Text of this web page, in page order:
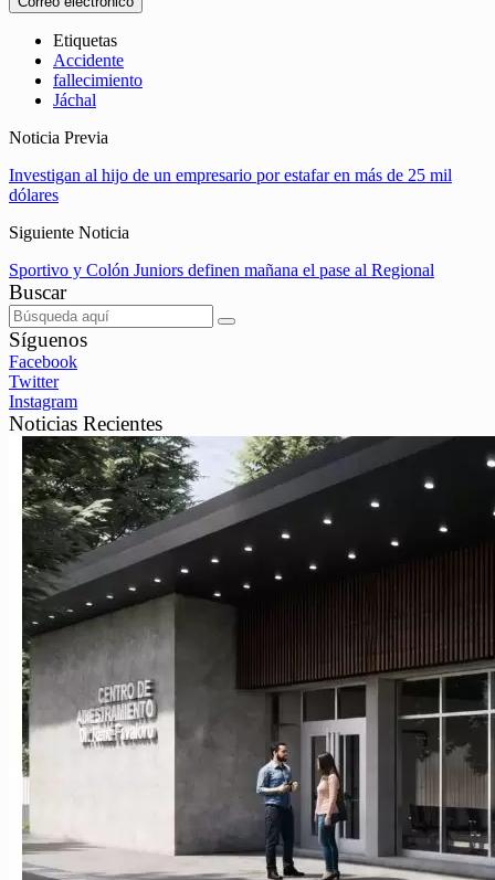
Etiquetas
Accidente
fallecimiento
Jáchal
Noticia Previa
Investigan al hijo de un empresario por estafar en más de 25 mil
dólares
Siguiente Noticia
Sportivo y Colón Juniors definen mañana el pase al Regional
Buscar
Síguenos
Facebook
Twitter
Instagram
Noticias Recientes